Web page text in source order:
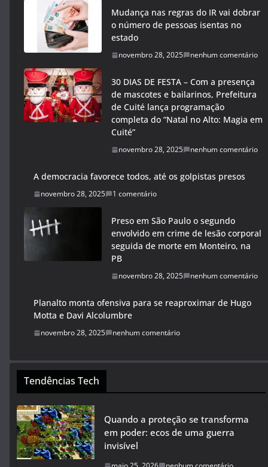
Mudança nas regras do IR vai dobrar
o número de pessoas isentas no
estado
novembro 28, 2025 nenhum comentário
30 DIAS DE FESTA – Com a presença
de mascotes e bailarinos, Prefeitura
de Cuité lança programação
completa do “Natal no Alto: Magia em
Cuité”
novembro 28, 2025 nenhum comentário
A democracia favorece todos, até os golpistas presos
novembro 28, 2025 1 comentário
Preso em São Paulo o segundo
envolvido em crime de lesão corporal
seguida de morte em Monteiro, na
PB
novembro 28, 2025 nenhum comentário
Planalto monta ofensiva para se reaproximar de Hugo
Motta e Davi Alcolumbre
novembro 28, 2025 nenhum comentário
Tendências Tech
Quando a proteção se transforma
em poder: ecos de uma guerra
invisível